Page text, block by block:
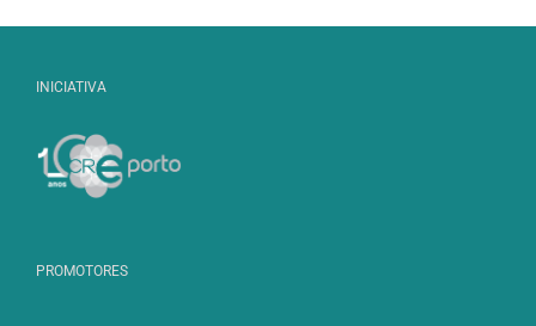
INICIATIVA
PROMOTORES